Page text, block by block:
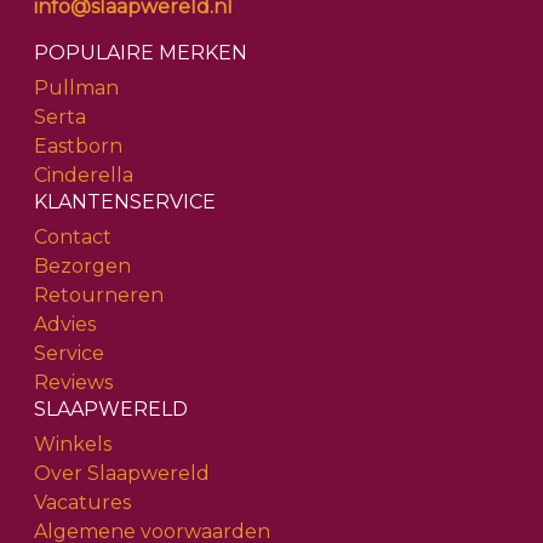
info@slaapwereld.nl
POPULAIRE MERKEN
Pullman
Serta
Eastborn
Cinderella
KLANTENSERVICE
Contact
Bezorgen
Retourneren
Advies
Service
Reviews
SLAAPWERELD
Winkels
Over Slaapwereld
Vacatures
Algemene voorwaarden